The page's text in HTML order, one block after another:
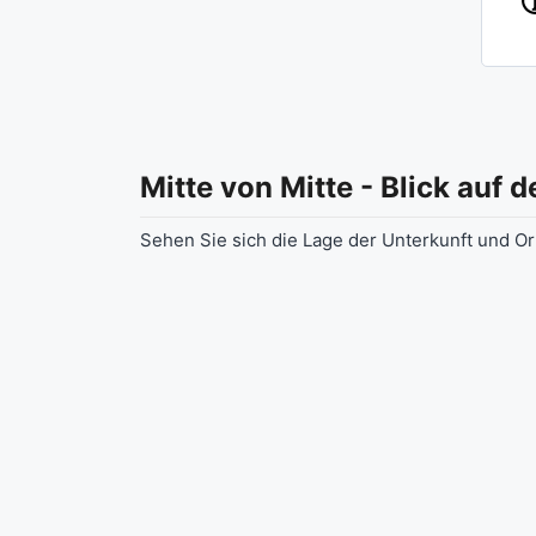
Mitte von Mitte - Blick auf
Sehen Sie sich die Lage der Unterkunft und